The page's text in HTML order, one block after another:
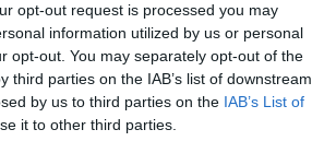
opt-out request is processed you may
information utilized by us or personal
opt-out. You may separately opt-out of the
parties on the IAB’s list of downstream
by us to third parties on the IAB’s List of
it to other third parties.